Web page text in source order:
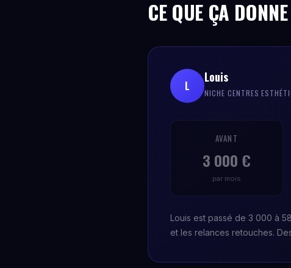
CE QUE ÇA
L
Louis
NICHE CENTRES
AVANT
3 000 €
par mois
Louis est passé de 3 000 à
et les relances retouches.